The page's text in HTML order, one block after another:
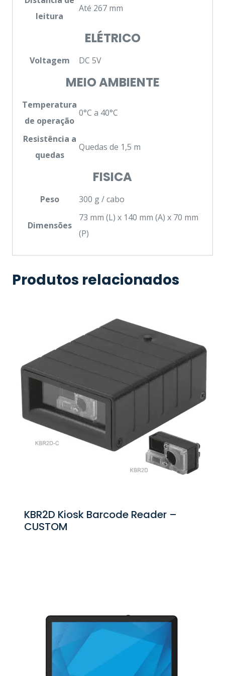
leitura
Até 267 mm
ELÉTRICO
Voltagem DC 5V
MEIO AMBIENTE
Temperatura
de operação
0°C a 40°C
Resistência a
quedas
Quedas de 1,5 m
FISICA
Peso 300 g / cabo
Dimensões
73 mm (L) x 140 mm (A) x 70 mm
(P)
Produtos relacionados
KBR2D Kiosk Barcode Reader –
CUSTOM